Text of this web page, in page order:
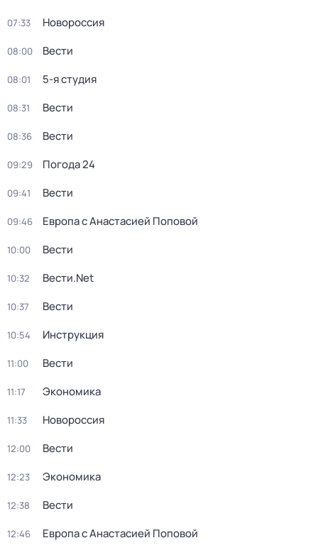
07:33 Новороссия
08:00 Вести
08:01 5-я студия
08:31 Вести
08:36 Вести
09:29 Погода 24
09:41 Вести
09:46 Европа с Анастасией Поповой
10:00 Вести
10:32 Вести.Net
10:37 Вести
10:54 Инструкция
11:00 Вести
11:17 Экономика
11:33 Новороссия
12:00 Вести
12:23 Экономика
12:38 Вести
12:46 Европа с Анастасией Поповой